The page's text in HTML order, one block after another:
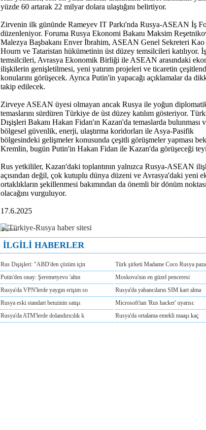
yüzde 60 artarak 22 milyar dolara ulaştığını belirtiyor.
Zirvenin ilk gününde Rameyev IT Parkı'nda Rusya-ASEAN İş
düzenleniyor. Foruma Rusya Ekonomi Bakanı Maksim
Malezya Başbakanı Enver İbrahim, ASEAN Genel Sekreteri
Hourn ve Tataristan hükümetinin üst düzey temsilcileri katılıyor.
temsilcileri, Avrasya Ekonomik Birliği ile ASEAN arasındaki
ilişkilerin genişletilmesi, yeni yatırım projeleri ve ticaretin
konularını görüşecek. Ayrıca Putin'in yapacağı açıklamalar da
takip edilecek.
Zirveye ASEAN üyesi olmayan ancak Rusya ile yoğun
temaslarını sürdüren Türkiye de üst düzey katılım gösteriyor.
Dışişleri Bakanı Hakan Fidan'ın Kazan'da temaslarda bulunması
bölgesel güvenlik, enerji, ulaştırma koridorları ile Asya-Pasifik
bölgesindeki gelişmeler konusunda çeşitli görüşmeler yapması
Kremlin, bugün Putin'in Hakan Fidan ile Kazan'da görüşeceği
Rus yetkililer, Kazan'daki toplantının yalnızca Rusya-ASEAN
açısından değil, çok kutuplu dünya düzeni ve Avrasya'daki yeni
ortaklıkların şekillenmesi bakımından da önemli bir dönüm noktası
olacağını vurguluyor.
17.6.2025
Реклама
İLGİLİ HABERLER
Rus Dışişleri: "ABD'den çözüm için
Türk şirketi Madame Coco Rusya paza
Putin'den onay: Şeremetyevo 'altın
Moskova'nın en güzel penceresi
Rusya'da VPN'lerde yaygın erişim so
Rusya'da yabancıların SIM kart alma
Rusya eski standart benzinin satışı
Microsoft'tan 'Rus hacker' uyarısı:
Rusya'da ATM'lerde dolandırıcılık k
Rusya'da ortalama emekli maaşı kaç